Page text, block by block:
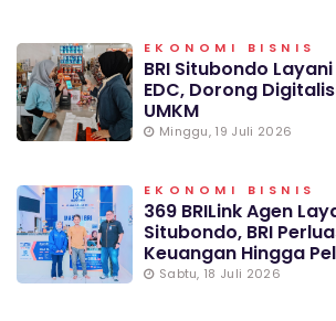
EKONOMI BISNIS
BRI Situbondo
EDC, Dorong
UMKM
Minggu, 19 Juli 2026
EKONOMI BISNIS
369 BRILink Agen
Situbondo, BRI
Keuangan Hingga
Sabtu, 18 Juli 2026